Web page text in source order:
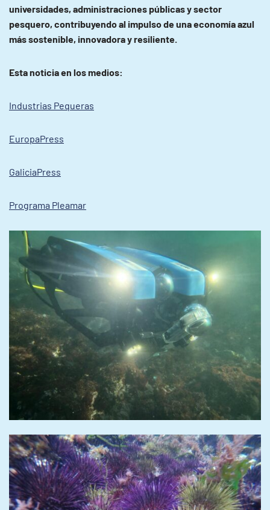
universidades, administraciones públicas y sector
pesquero, contribuyendo al impulso de una economía azul
más sostenible, innovadora y resiliente.
Esta noticia en los medios:
Industrias Pequeras
EuropaPress
GaliciaPress
Programa Pleamar